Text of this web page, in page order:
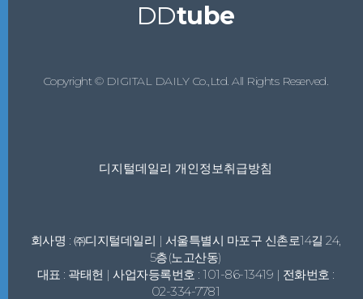
DDtube
Copyright © DIGITAL DAILY Co.,Ltd. All Rights Reserved.
디지털데일리 개인정보취급방침
회사명 : ㈜디지털데일리 | 서울특별시 마포구 신촌로14길 24,
5층(노고산동)
대표 : 곽태헌 | 사업자등록번호 : 101-86-13419 | 전화번호 :
02-334-7781